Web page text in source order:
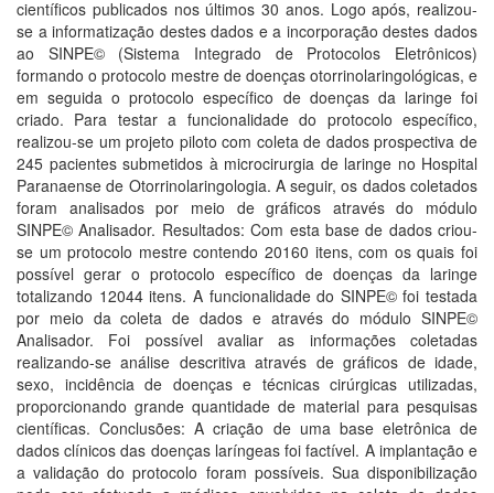
científicos publicados nos últimos 30 anos. Logo após, realizou-
se a informatização destes dados e a incorporação destes dados
ao SINPE© (Sistema Integrado de Protocolos Eletrônicos)
formando o protocolo mestre de doenças otorrinolaringológicas, e
em seguida o protocolo específico de doenças da laringe foi
criado. Para testar a funcionalidade do protocolo específico,
realizou-se um projeto piloto com coleta de dados prospectiva de
245 pacientes submetidos à microcirurgia de laringe no Hospital
Paranaense de Otorrinolaringologia. A seguir, os dados coletados
foram analisados por meio de gráficos através do módulo
SINPE© Analisador. Resultados: Com esta base de dados criou-
se um protocolo mestre contendo 20160 itens, com os quais foi
possível gerar o protocolo específico de doenças da laringe
totalizando 12044 itens. A funcionalidade do SINPE© foi testada
por meio da coleta de dados e através do módulo SINPE©
Analisador. Foi possível avaliar as informações coletadas
realizando-se análise descritiva através de gráficos de idade,
sexo, incidência de doenças e técnicas cirúrgicas utilizadas,
proporcionando grande quantidade de material para pesquisas
científicas. Conclusões: A criação de uma base eletrônica de
dados clínicos das doenças laríngeas foi factível. A implantação e
a validação do protocolo foram possíveis. Sua disponibilização